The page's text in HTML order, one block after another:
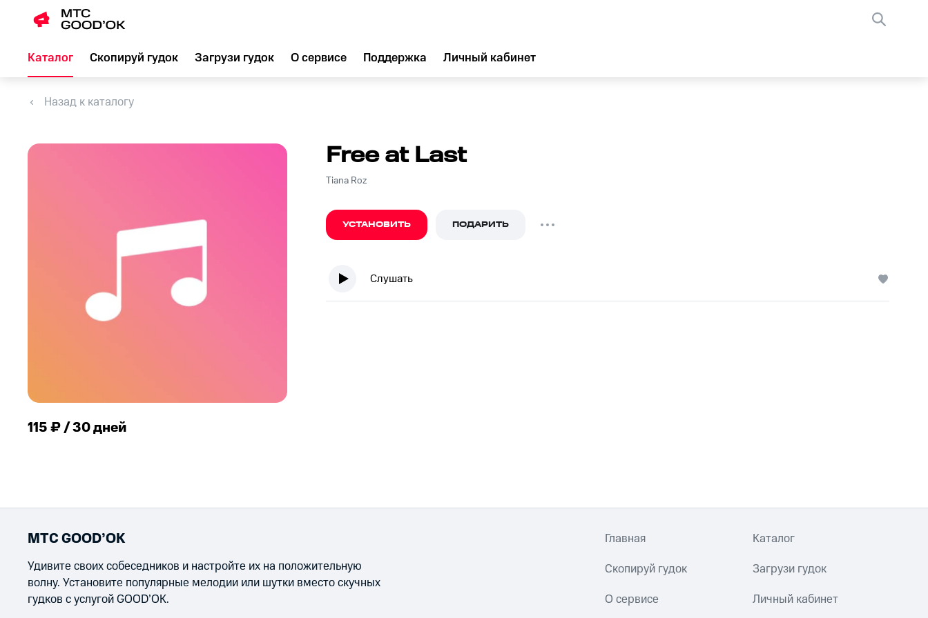
Каталог Скопируй гудок Загрузи гудок О сервисе Поддержка Личный кабинет
Назад к каталогу
115 ₽ / 30 дней
Free at Last
Tiana Roz
УСТАНОВИТЬ ПОДАРИТЬ
Слушать
МТС GOOD’OK
Удивите своих собеседников и настройте их на положительную
волну. Установите популярные мелодии или шутки вместо скучных
гудков с услугой GOOD’OK.
Главная Каталог
Скопируй гудок Загрузи гудок
О сервисе Личный кабинет